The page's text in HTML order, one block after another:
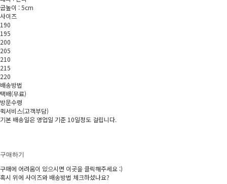
굽높이 : 5cm
사이즈
190
195
200
205
210
215
220
배송방법
택배(무료)
방문수령
퀵서비스(고객부담)
기본 배송일은 영업일 기준 10일정도 걸립니다.
구매하기
구매에 어려움이 있으시면 이곳을 클릭해주세요 :)
혹시 위에 사이즈와 배송방법 체크하셨나요?